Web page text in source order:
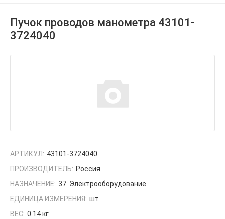
Пучок проводов манометра 43101-
3724040
АРТИКУЛ: 43101-3724040
ПРОИЗВОДИТЕЛЬ: Россия
НАЗНАЧЕНИЕ: 37. Электрооборудование
ЕДИНИЦА ИЗМЕРЕНИЯ: шт
ВЕС: 0.14 кг